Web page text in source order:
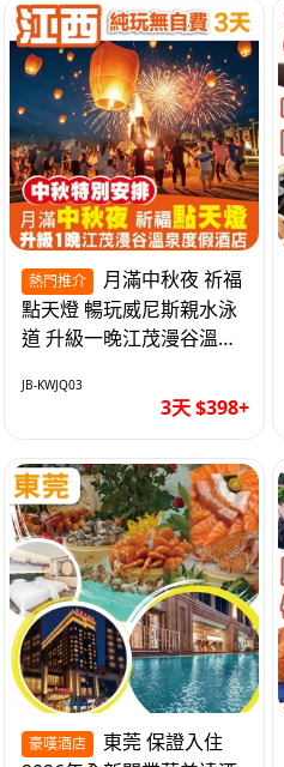
熱門推介
點天燈 暢玩威尼斯親水泳
道 升級一晚江茂漫谷溫泉
純玩3天
JB-KWJQ03
3天 $398+
豪嘆酒店